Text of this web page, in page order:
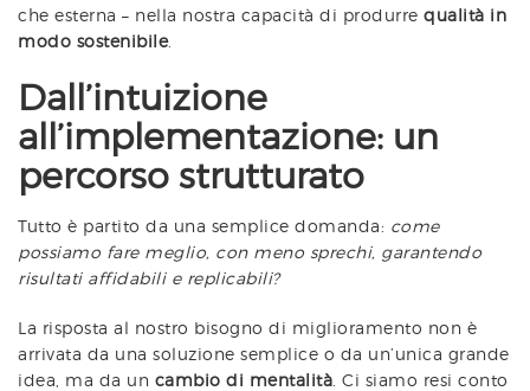
che esterna – nella nostra capacità di produrre qualità in
modo sostenibile.
Dall’intuizione
all’implementazione: un
percorso strutturato
Tutto è partito da una semplice domanda: come
possiamo fare meglio, con meno sprechi, garantendo
risultati affidabili e replicabili?
La risposta al nostro bisogno di miglioramento non è
arrivata da una soluzione semplice o da un’unica grande
idea, ma da un cambio di mentalità . Ci siamo resi conto